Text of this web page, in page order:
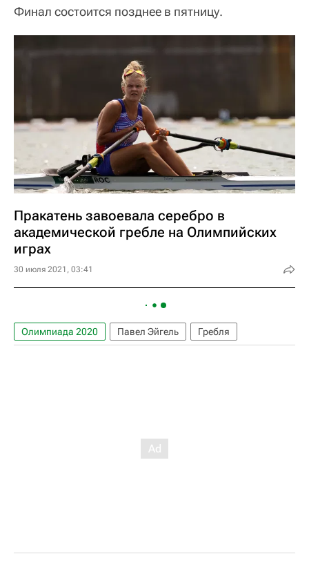
Финал состоится позднее в пятницу.
Пракатень завоевала серебро в
академической гребле на Олимпийских
играх
30 июля 2021, 03:41
Олимпиада 2020 Павел Эйгель Гребля